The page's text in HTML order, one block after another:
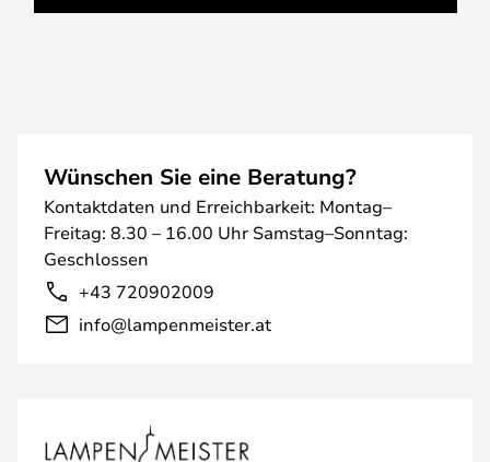
Wünschen Sie eine Beratung?
Kontaktdaten und Erreichbarkeit: Montag–
Freitag: 8.30 – 16.00 Uhr Samstag–Sonntag:
Geschlossen
+43 720902009
info@lampenmeister.at